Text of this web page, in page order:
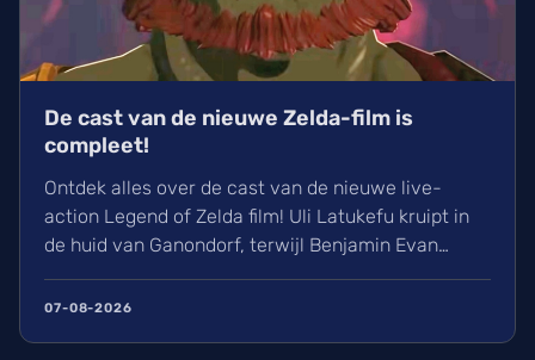
De cast van de nieuwe Zelda-film is
compleet!
Ontdek alles over de cast van de nieuwe live-
action Legend of Zelda film! Uli Latukefu kruipt in
de huid van Ganondorf, terwijl Benjamin Evan
Zelda vertolken. De film, geregisseerd door Wes
07-08-2026